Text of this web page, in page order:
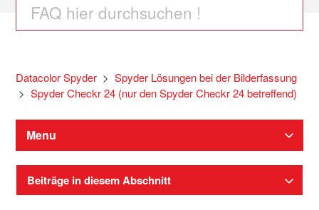
Datacolor Spyder
Spyder Lösungen bei der Bilderfassung
Spyder Checkr 24 (nur den Spyder Checkr 24 betreffend)
Menu
Beiträge in diesem Abschnitt